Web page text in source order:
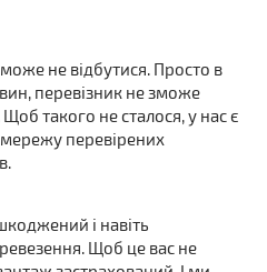
не відбутися. Просто в
перевізник не зможе
такого не сталося, у нас є
перевірених
і навіть
Щоб це вас не